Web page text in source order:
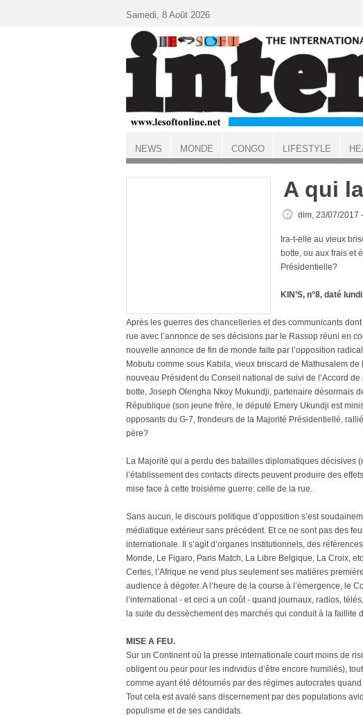
ACCUEIL
A qui
dim, 23/07/2017
Ira-t-elle au vieux
botte, ou aux frais et
Présidentielle?
KIN’S, n°8, daté
Après les guerres des chancelleries et des communicants
rue avec l’annonce de ses décisions par le Rassop réuni en
nouvelle annonce de fin de monde faite par l’opposition
Mobutu comme sous Kabila, vieux briscard de Mathusalem
nouveau Président du Conseil national de suivi de l’Accord
botte, Joseph Olengha Nkoy Mukundji, partenaire désormais
République (son jeune frère, le député Emery Ukundji est
opposants du G-7, frondeurs de la Majorité Présidentiellé,
père?
La Majorité qui a perdu des batailles diplomatiques décisives
l’établissement des contacts directs peuvent produire des
mise face à cette troisième guerre: celle de la rue.
Sans aucun, le discours politique d’opposition s’est
médiatique extérieur sans précédent. Et ce ne sont pas des
internationale. Il s’agit d’organes institutionnels, des
Monde, Le Figaro, Paris Match, La Libre Belgique, La Croix,
Certes, l’Afrique ne vend plus seulement ses matières
audience à dégoter. A l’heure de la course à l’émergence, le
l’international - et ceci a un coût - quand journaux, radios,
la suite du dessèchement des marchés qui conduit à la faillite
MISE A FEU.
Sur un Continent où la presse internationale court moins de
obligent ou peur pour les individus d’être encore humiliés),
comme ayant été détournés par des régimes autocrates
Tout cela est avalé sans discernement par des populations
populisme et de ses candidats.
Samedi, 8 Août 2026
NEWS MONDE CONGO LIFESTYLE